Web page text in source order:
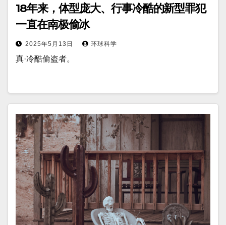
18年来，体型庞大、行事冷酷的新型罪犯
一直在南极偷冰
2025年5月13日 环球科学
真·冷酷偷盗者。